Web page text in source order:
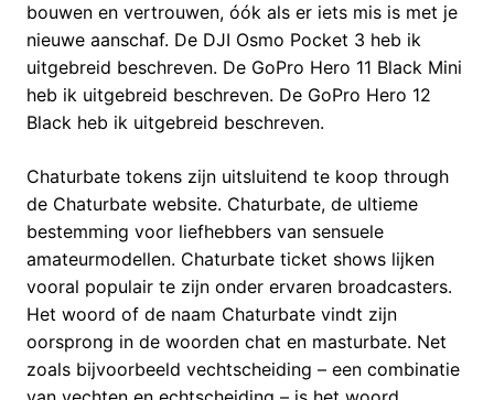
bouwen en vertrouwen, óók als er iets mis is met je
nieuwe aanschaf. De DJI Osmo Pocket 3 heb ik
uitgebreid beschreven. De GoPro Hero 11 Black Mini
heb ik uitgebreid beschreven. De GoPro Hero 12
Black heb ik uitgebreid beschreven.
Chaturbate tokens zijn uitsluitend te koop through
de Chaturbate website. Chaturbate, de ultieme
bestemming voor liefhebbers van sensuele
amateurmodellen. Chaturbate ticket shows lijken
vooral populair te zijn onder ervaren broadcasters.
Het woord of de naam Chaturbate vindt zijn
oorsprong in de woorden chat en masturbate. Net
zoals bijvoorbeeld vechtscheiding – een combinatie